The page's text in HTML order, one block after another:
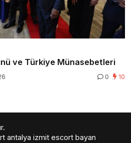
ve Türkiye Münasebetleri
0 10
antalya izmit escort bayan